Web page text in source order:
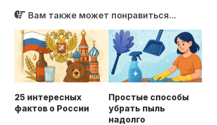
Вам также может понравиться...
25 интересных
фактов о России
Простые способы
убрать пыль
надолго